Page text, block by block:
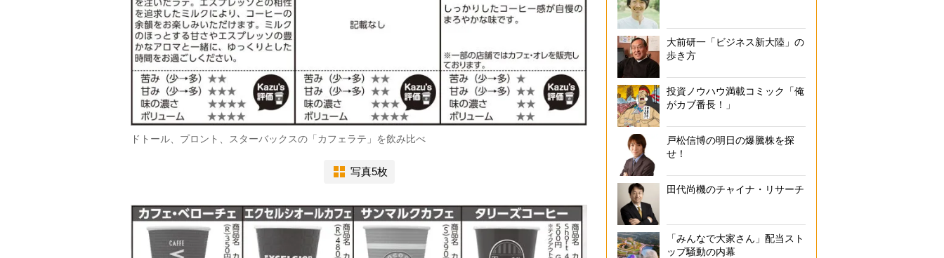
ドトール、プロント、スターバックスの「カフェラテ」を飲み比べ
写真5枚
大前研一「ビジネス新大陸」の
歩き方
投資ノウハウ満載コミック「俺
がカブ番長！」
戸松信博の明日の爆騰株を探
せ！
田代尚機のチャイナ・リサーチ
「みんなで大家さん」配当スト
ップ騒動の内幕